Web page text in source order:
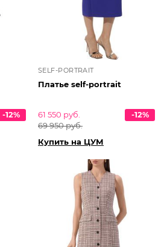
-12%
SELF-PORTRAIT
Платье self-portrait
61 550 руб.
69 950 руб.
-12%
Купить на ЦУМ